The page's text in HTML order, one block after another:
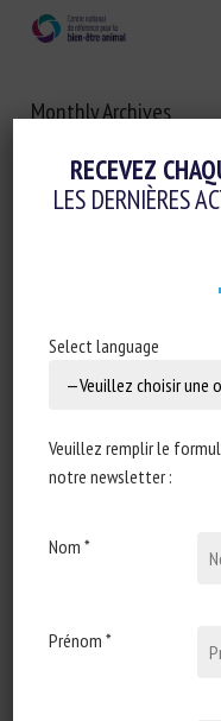
contentMonthly Archives
UK vets
slaughter
RECEVEZ
LES DERNIÈRES
Select language
Veuillez remplir le
notre newsletter :
Nom *
Prénom *